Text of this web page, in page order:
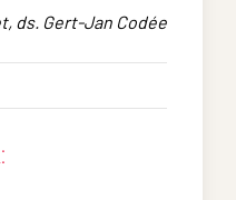
ds. Gert-Jan Codée